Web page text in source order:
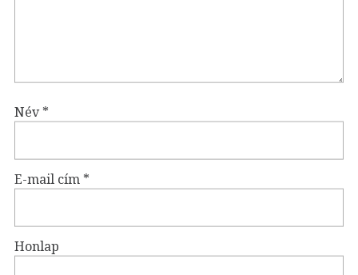
Név*
E-mail cím *
Honlap